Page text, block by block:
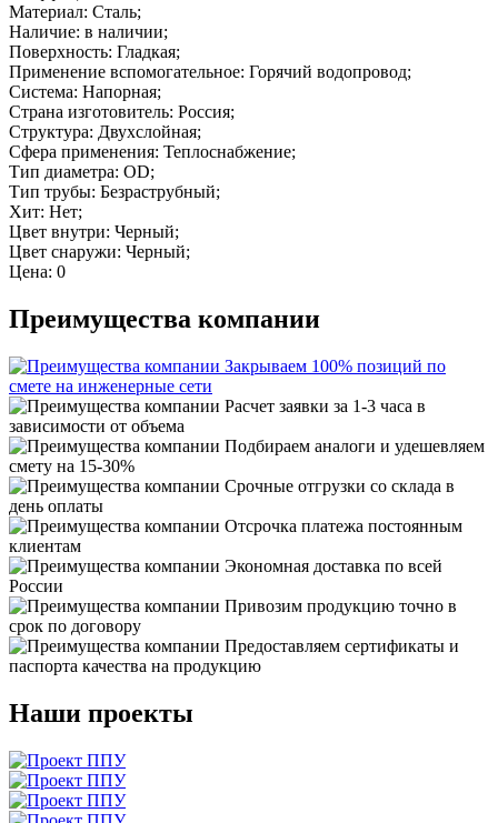
Материал: Сталь;
Наличие: в наличии;
Поверхность: Гладкая;
Применение вспомогательное: Горячий водопровод;
Система: Напорная;
Страна изготовитель: Россия;
Структура: Двухслойная;
Сфера применения: Теплоснабжение;
Тип диаметра: OD;
Тип трубы: Безраструбный;
Хит: Нет;
Цвет внутри: Черный;
Цвет снаружи: Черный;
Цена: 0
Преимущества компании
Закрываем 100% позиций по
смете на инженерные сети
Расчет заявки за 1-3 часа в
зависимости от объема
Подбираем аналоги и удешевляем
смету на 15-30%
Срочные отгрузки со склада в
день оплаты
Отсрочка платежа постоянным
клиентам
Экономная доставка по всей
России
Привозим продукцию точно в
срок по договору
Предоставляем сертификаты и
паспорта качества на продукцию
Наши проекты